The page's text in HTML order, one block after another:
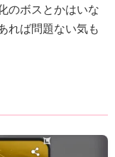
のボスとかはいな
れば問題ない気も